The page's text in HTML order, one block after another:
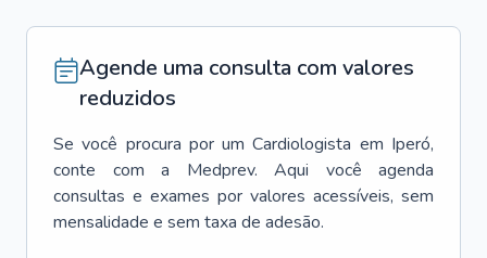
Agende uma consulta com valores
reduzidos
Se você procura por um Cardiologista em Iperó,
conte com a Medprev. Aqui você agenda
consultas e exames por valores acessíveis, sem
mensalidade e sem taxa de adesão.